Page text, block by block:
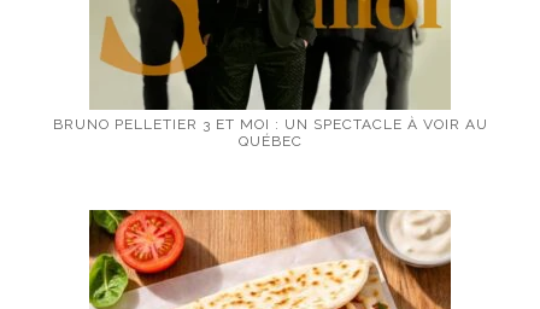
BRUNO PELLETIER 3 ET MOI : UN SPECTACLE À VOIR AU
QUÉBEC